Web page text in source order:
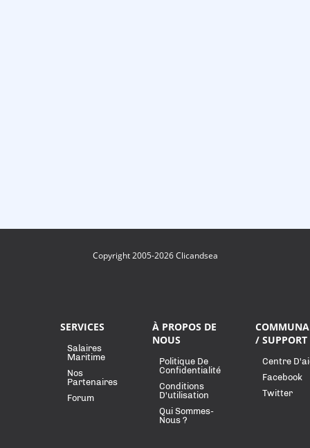
Copyright 2005-2026 Clicandsea
SERVICES
Salaires
Maritime
Nos
Partenaires
Forum
À PROPOS DE
NOUS
Politique De
Confidentialité
Conditions
D'utilisation
Qui Sommes-
Nous ?
/ SUPPORT
Centre
Facebook
Twitter